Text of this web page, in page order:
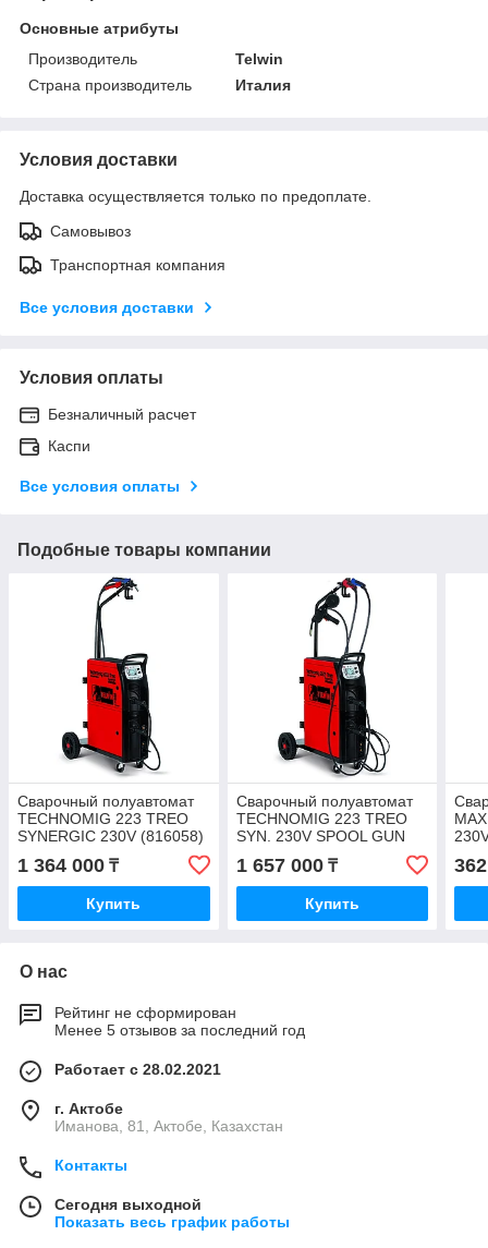
Основные атрибуты
Производитель
Telwin
Страна производитель
Италия
Условия доставки
Доставка осуществляется только по предоплате.
Самовывоз
Транспортная компания
Все условия доставки
Условия оплаты
Безналичный расчет
Каспи
Все условия оплаты
Подобные товары компании
Сварочный полуавтомат
TECHNOMIG 223 TREO
SYNERGIC 230V (816058)
1 364 000 ₸
Купить
Сварочный полуавтомат
TECHNOMIG 223 TREO
SYN. 230V SPOOL GUN
1 657 000₸
Купить
О нас
Рейтинг не сформирован
Менее 5 отзывов за последний год
Работает с 28.02.2021
г. Актобе
Иманова, 81, Актобе, Казахстан
Контакты
Сегодня выходной
Показать весь график работы